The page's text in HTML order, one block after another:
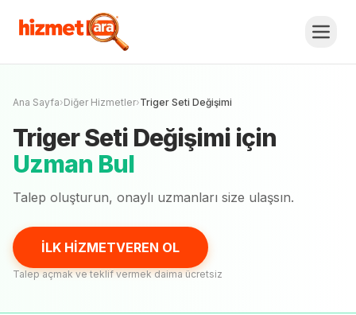
Fiyat Teklifi Al,
Karşılaştır.
İLK HİZMETVEREN OL
Ana Sayfa›Diğer Hizmetler›Triger Seti Değişimi
Triger Seti Değişimi için
Uzman Bul
Talep oluşturun, onaylı uzmanları size ulaşsın.
İLK HİZMETVEREN OL
Talep açmak ve teklif vermek daima ücretsiz